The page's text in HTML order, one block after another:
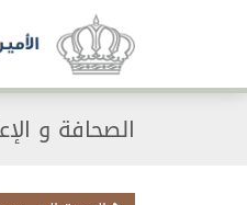
الصحافة و